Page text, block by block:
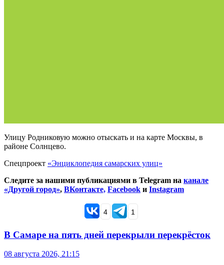
Улицу Родниковую можно отыскать и на карте Москвы, в
районе Солнцево.
Спецпроект «Энциклопедия самарских улиц»
Следите за нашими публикациями в Telegram на канале
«Другой город», ВКонтакте, Facebook и Instagram
4 1
В Самаре на пять дней перекрыли перекрёсток
08 августа 2026, 21:15